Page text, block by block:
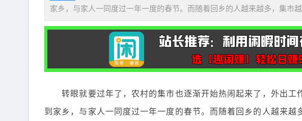
家乡，与家人一同度过一年一度的春节。而随着回乡的人越来越多，集市
转眼就要过年了，农村的集市也逐渐开始热闹起来了，外出工
到家乡，与家人一同度过一年一度的春节。而随着回乡的人越来越